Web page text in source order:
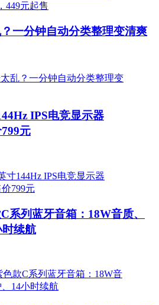
一分钟自动分类整理变清爽
IPS电竞显示器
元
系列蓝牙音箱：18W音质、
续航